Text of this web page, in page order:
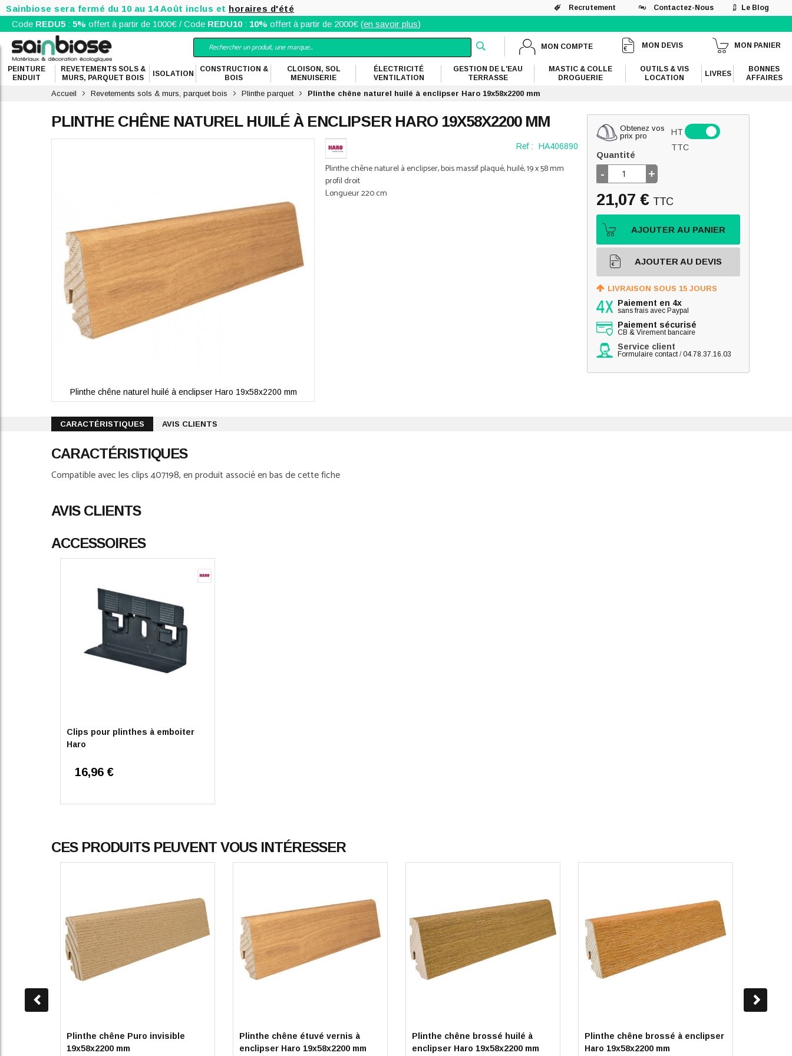
Sainbiose sera fermé du 10 au 14 Août inclus et horaires d'été Recrutement Contactez-Nous Le Blog
Code REDU5 :5% offert à partir de 1000€ / Code REDU10: 10% offert à partir de 2000€ (en savoir plus)
MON COMPTE MON DEVIS MON PANIER
PEINTURE
ENDUIT
REVETEMENTS SOLS &
MURS, PARQUET BOIS
ISOLATION
CONSTRUCTION &
BOIS
CLOISON, SOL
MENUISERIE
ÉLECTRICITÉ
VENTILATION
GESTION DE L'EAU
TERRASSE
MASTIC & COLLE
DROGUERIE
OUTILS & VIS
LOCATION
LIVRES
BONNES
AFFAIRES
Accueil Revetements sols & murs, parquet bois Plinthe parquet Plinthe chêne naturel huilé à enclipser Haro 19x58x2200 mm
PLINTHE CHÊNE NATUREL HUILÉ À ENCLIPSER HARO 19X58X2200 MM
Ref : HA406890
Plinthe chêne naturel à enclipser, bois massif plaqué, huilé, 19 x 58 mm
profil droit
Longueur 220 cm
Plinthe chêne naturel huilé à enclipser Haro 19x58x2200 mm
to
the
of
images
Obtenez vos
prix pro
HT
TTC
Quantité
- +
21,07 € TTC
AJOUTER AU PANIER
AJOUTER AU DEVIS
LIVRAISON SOUS 15 JOURS
Paiement en 4x
sans frais avec Paypal
Paiement sécurisé
CB & Virement bancaire
Service client
Formulaire contact/04.78.37.16.03
CARACTÉRISTIQUES AVIS CLIENTS
CARACTÉRISTIQUES
Compatible avec les clips 407198, en produit associé en bas de cette fiche
AVIS CLIENTS
ACCESSOIRES
Clips pour plinthes à emboiter
Haro
16,96 €
CES PRODUITS PEUVENT VOUS INTÉRESSER
Plinthe chêne Puro invisible
19x58x2200 mm
Plinthe chêne étuvé vernis à
enclipser Haro 19x58x2200 mm
Plinthe chêne brossé huilé à
enclipser Haro 19x58x2200 mm
Plinthe chêne brossé à enclipser
Haro 19x58x2200 mm